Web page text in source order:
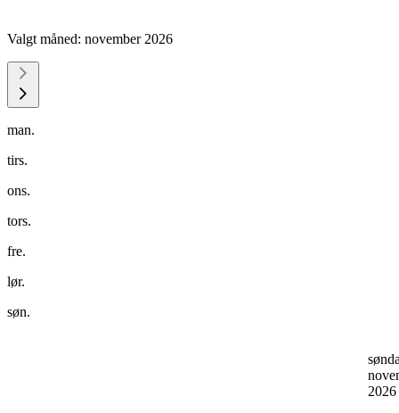
Valgt måned: november 2026
man.
tirs.
ons.
tors.
fre.
lør.
søn.
2026